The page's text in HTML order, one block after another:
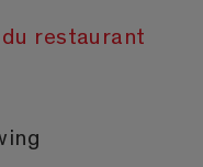
restaurant